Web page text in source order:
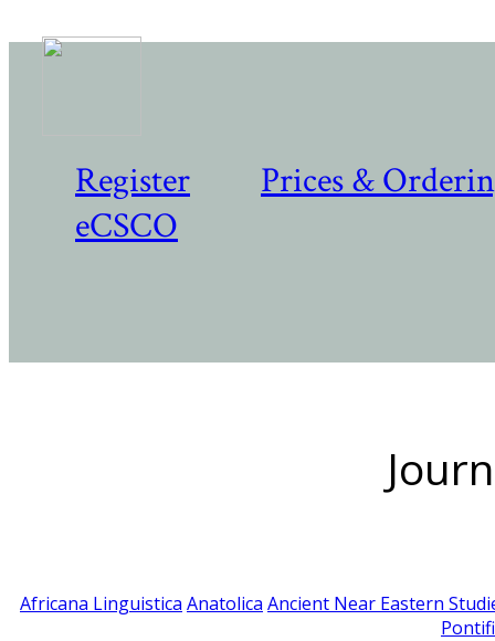
Register
Prices &
eCSCO
Africana Linguistica Anatolica Ancient Near Eastern